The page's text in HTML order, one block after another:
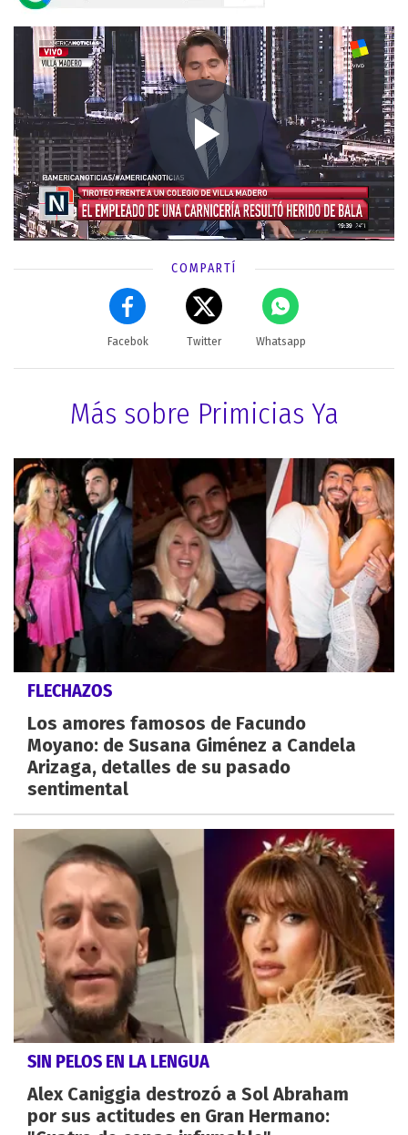
COMPARTÍ
Facebok Twitter Whatsapp
Más sobre Primicias Ya
FLECHAZOS
Los amores famosos de Facundo
Moyano: de Susana Giménez a Candela
Arizaga, detalles de su pasado
sentimental
SIN PELOS EN LA LENGUA
Alex Caniggia destrozó a Sol Abraham
por sus actitudes en Gran Hermano: